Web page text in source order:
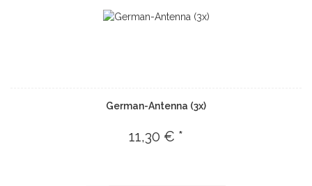
German-Antenna (3x)
11,30 € *